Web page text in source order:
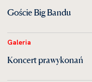
Goście Big Bandu
Galeria
Koncert prawykonań